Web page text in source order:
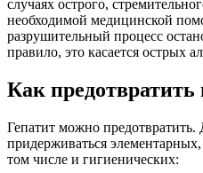
случаях острого,
необходимой медицинской
разрушительный процесс
правило, это касается острых
Как предотвратить
Гепатит можно предотвратить.
придерживаться
том числе и гигиенических: